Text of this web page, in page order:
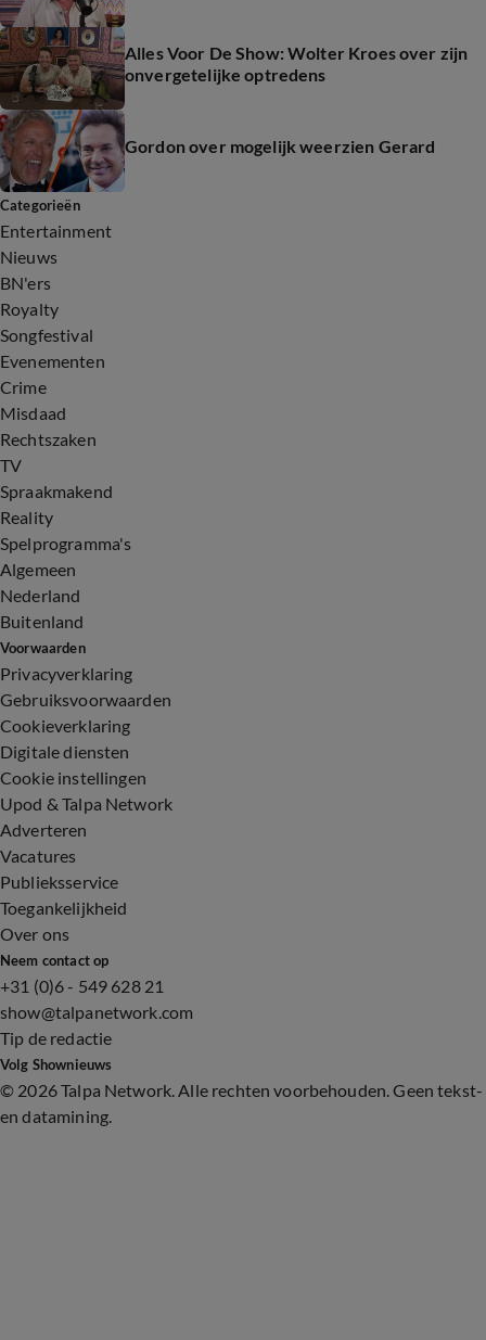
Alles Voor De Show: Wolter Kroes over zijn
onvergetelijke optredens
Gordon over mogelijk weerzien Gerard
Categorieën
Entertainment
Nieuws
BN'ers
Royalty
Songfestival
Evenementen
Crime
Misdaad
Rechtszaken
TV
Spraakmakend
Reality
Spelprogramma's
Algemeen
Nederland
Buitenland
Voorwaarden
Privacyverklaring
Gebruiksvoorwaarden
Cookieverklaring
Digitale diensten
Cookie instellingen
Upod & Talpa Network
Adverteren
Vacatures
Publieksservice
Toegankelijkheid
Over ons
Neem contact op
+31 (0)6 - 549 628 21
show@talpanetwork.com
Tip de redactie
Volg Shownieuws
© 2026 Talpa Network. Alle rechten voorbehouden. Geen tekst-
en datamining.